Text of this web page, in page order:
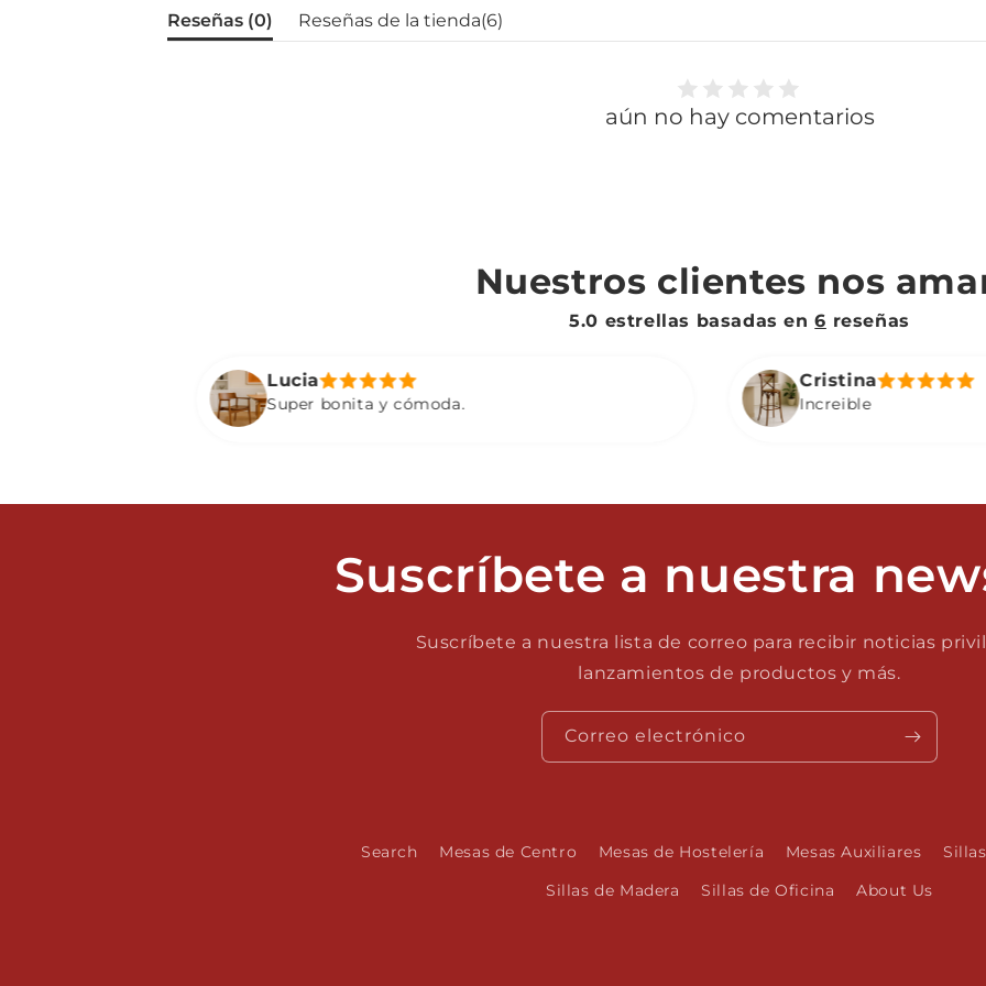
Reseñas (0) Reseñas de la tienda(6)
aún no hay comentarios
Nuestros clientes nos
5.0 estrellas basadas en6 reseñas
Lucia
Super bonita y cómoda.
Cristina
Increible
Suscríbete a nuestra
Suscríbete a nuestra lista de correo para recibir noticias
lanzamientos de productos y más.
Correo electrónico
Search Mesas de Centro Mesas de Hostelería Mesas Auxiliares
Sillas de Madera
Sillas de Oficina About Us